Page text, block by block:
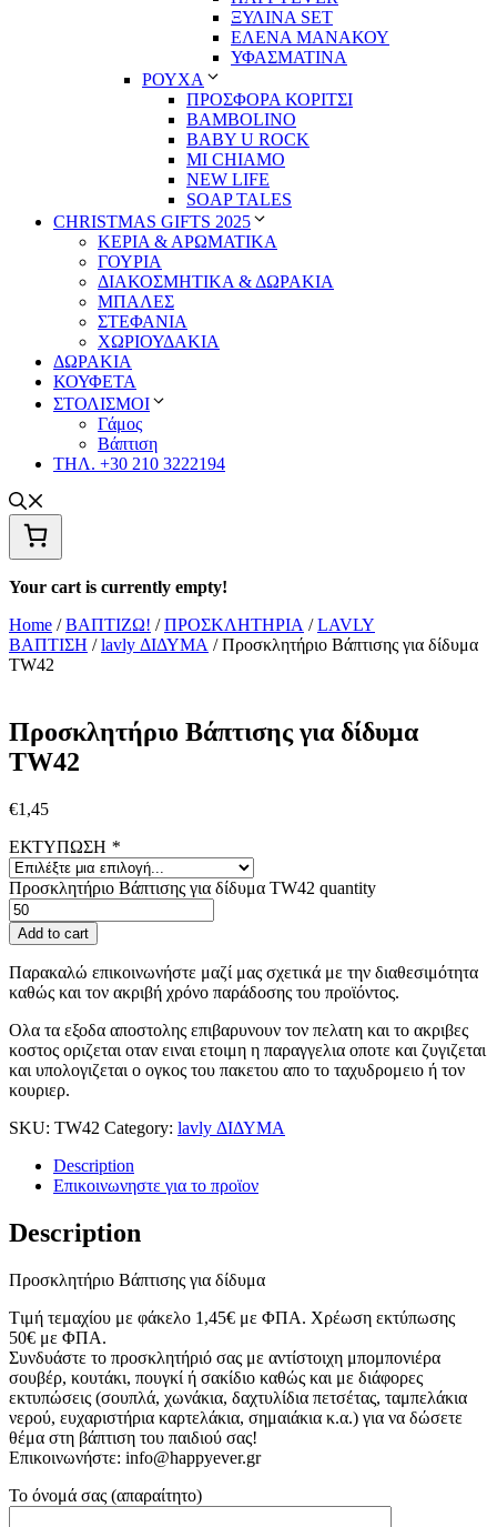
ΞΥΛΙΝΑ SET
ΕΛΕΝΑ ΜΑΝΑΚΟΥ
ΥΦΑΣΜΑΤΙΝΑ
ΡΟΥΧΑ
ΠΡΟΣΦΟΡΑ ΚΟΡΙΤΣΙ
BAMBOLINO
BABY U ROCK
MI CHIAMO
NEW LIFE
SOAP TALES
CHRISTMAS GIFTS 2025
ΚΕΡΙΑ & ΑΡΩΜΑΤΙΚΑ
ΓΟΥΡΙΑ
ΔΙΑΚΟΣΜΗΤΙΚΑ & ΔΩΡΑΚΙΑ
ΜΠΑΛΕΣ
ΣΤΕΦΑΝΙΑ
ΧΩΡΙΟΥΔΑΚΙΑ
ΔΩΡΑΚΙΑ
ΚΟΥΦΕΤΑ
ΣΤΟΛΙΣΜΟΙ
Γάμος
Βάπτιση
ΤΗΛ. +30 210 3222194
Your cart is currently empty!
Home /ΒΑΠΤΙΖΩ! /ΠΡΟΣΚΛΗΤΗΡΙΑ /LAVLY
ΒΑΠΤΙΣΗ /lavly ΔΙΔΥΜΑ / Προσκλητήριο Βάπτισης για δίδυμα
TW42
Προσκλητήριο Βάπτισης για δίδυμα
TW42
€1,45
ΕΚΤΥΠΩΣΗ *
Προσκλητήριο Βάπτισης για δίδυμα TW42 quantity
Add to cart
Παρακαλώ επικοινωνήστε μαζί μας σχετικά με την διαθεσιμότητα
καθώς και τον ακριβή χρόνο παράδοσης του προϊόντος.
Ολα τα εξοδα αποστολης επιβαρυνουν τον πελατη και το ακριβες
κοστος οριζεται οταν ειναι ετοιμη η παραγγελια οποτε και ζυγιζεται
και υπολογιζεται ο ογκος του πακετου απο το ταχυδρομειο ή τον
κουριερ.
SKU: TW42 Category: lavly ΔΙΔΥΜΑ
Description
Επικοινωνηστε για το προϊoν
Description
Προσκλητήριο Βάπτισης για δίδυμα
Tιμή τεμαχίου με φάκελο 1,45€ με ΦΠΑ. Χρέωση εκτύπωσης
50€ με ΦΠΑ.
Συνδυάστε το προσκλητήριό σας με αντίστοιχη μπομπονιέρα
σουβέρ, κουτάκι, πουγκί ή σακίδιο καθώς και με διάφορες
εκτυπώσεις (σουπλά, χωνάκια, δαχτυλίδια πετσέτας, ταμπελάκια
νερού, ευχαριστήρια καρτελάκια, σημαιάκια κ.α.) για να δώσετε
θέμα στη βάπτιση του παιδιού σας!
Επικοινωνήστε: info@happyever.gr
Το όνομά σας (απαραίτητο)